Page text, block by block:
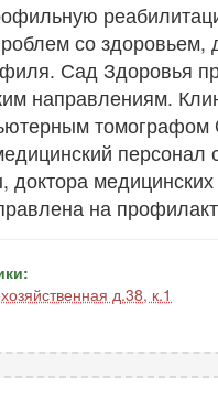
со здоровьем,
Сад Здоровья
направлениям.
томографом
доктора
на
д.38, к.1